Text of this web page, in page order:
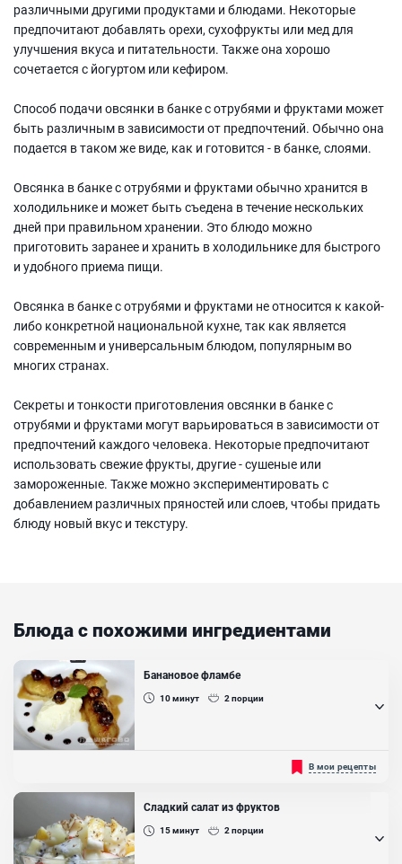
различными другими продуктами и блюдами. Некоторые
предпочитают добавлять орехи, сухофрукты или мед для
улучшения вкуса и питательности. Также она хорошо
сочетается с йогуртом или кефиром.
Способ подачи овсянки в банке с отрубями и фруктами может
быть различным в зависимости от предпочтений. Обычно она
подается в таком же виде, как и готовится - в банке, слоями.
Овсянка в банке с отрубями и фруктами обычно хранится в
холодильнике и может быть съедена в течение нескольких
дней при правильном хранении. Это блюдо можно
приготовить заранее и хранить в холодильнике для быстрого
и удобного приема пищи.
Овсянка в банке с отрубями и фруктами не относится к какой-
либо конкретной национальной кухне, так как является
современным и универсальным блюдом, популярным во
многих странах.
Секреты и тонкости приготовления овсянки в банке с
отрубями и фруктами могут варьироваться в зависимости от
предпочтений каждого человека. Некоторые предпочитают
использовать свежие фрукты, другие - сушеные или
замороженные. Также можно экспериментировать с
добавлением различных пряностей или слоев, чтобы придать
блюду новый вкус и текстуру.
Блюда с похожими ингредиентами
Банановое фламбе
10минут 2порции
Великолепный, быстрый горячий десерт из банана, выполненный
при помощи коньяка и огня. Время готовки на столько быстрое,
что можете его приготовить прямо перед подачей гостям, но
рекомендуем в первый раз потренироваться. Прием кулинарной
обработки, при котором блюдо поливают коньяком, водкой или
другим крепким алкогольным напитком и поджигают, при этом...
Ингредиенты:
В мои рецепты
Сладкий салат из фруктов
15минут 2порции